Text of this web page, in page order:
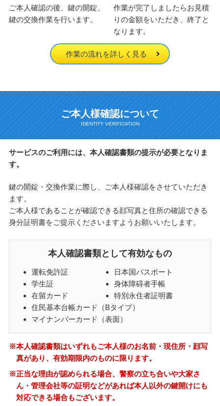
ご本人確認の後、鍵の開錠、
鍵の交換作業を行います。
作業が完了しましたらお見積
りの金額をいただき、終了と
なります。
作業の流れを詳しく見る
ご本人様確認について
サービスのご利用には、本人確認書類の提示が必要となりま
す。
鍵の開錠・交換作業に際し、ご本人様確認をさせていただき
ます。
ご本人様であることが確認できる顔写真と住所の確認できる
身分証明書をご提示くださいますようお願いいたします。
本人確認書類として有効なもの
運転免許証
日本国パスポート
学生証
身体障碍者手帳
在留カード
特別永住者証明書
住民基本台帳カード（Bタイプ）
マイナンバーカード（表面）
※本人確認書類はいずれもご本人様のお名前・現住所・顔写
真があり、有効期限内のものに限ります。
※正当な理由が認められる場合、警察の立ち合いや大家さ
ん・管理会社等の証明などがあれば本人以外の鍵開けにも
対応できる場合もございます。